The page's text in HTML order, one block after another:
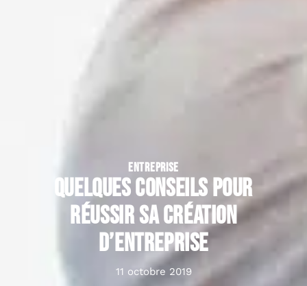
ENTREPRISE
Quelques conseils pour
réussir sa création
d’entreprise
11 octobre 2019